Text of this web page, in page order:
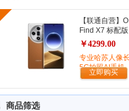
【联通自营】
Find X7 标配版
￥4299.00
专业哈苏人像
5G拍照AI手机
立即购买
商品筛选